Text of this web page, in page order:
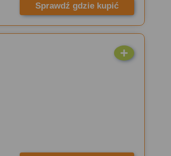
Sprawdź gdzie kupić